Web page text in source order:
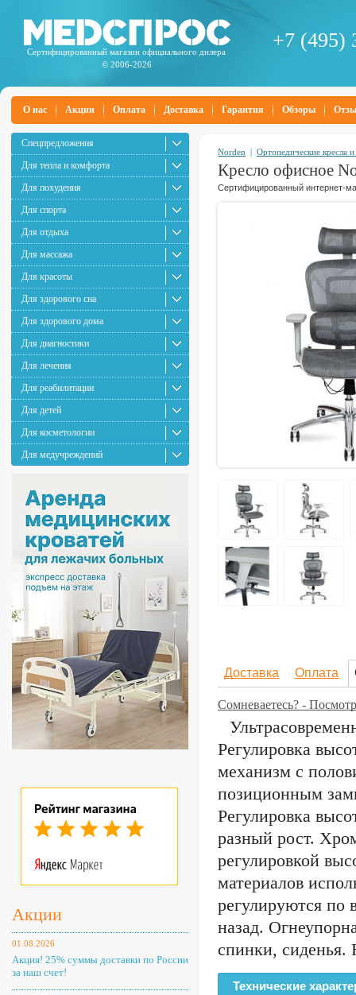
Сертифицированный магазин официального дилера
© 2006-2026
+7 (495)
О нас Акции Оплата Доставка Гарантия Обзоры
Спецпредложения
Для тепла и комфорта
Для похудения
Для спорта
Для отдыха
Для массажа
Для красоты
Для здорового сна
Для здорового дома
Для диагностики
Для лечения
Для реабилитации
Для детей
Для косметологии
Для медучреждений
Акции
01.08.2026
Акция! 25% суммы доставки по России
за наш счет!
Norden | Ортопедические кресла и
Кресло офисное
Сертифицированный интернет-
Доставка Оплата
Сомневаетесь? -
Регулировка
механизм с
позиционным
Регулировка
разный рост.
регулировкой
материалов
регулируются по
назад.
спинки, сиденья.
Технические